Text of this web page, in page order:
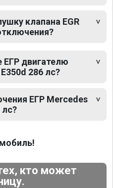
клапана EGR
ЕГР двигателю
286 лс?
ЕГР Mercedes
лс?
кто может